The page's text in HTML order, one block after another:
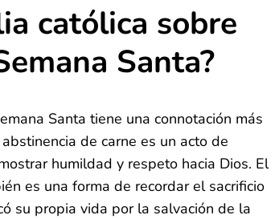
católica sobre
Santa?
Santa tiene una connotación más
de carne es un acto de
humildad y respeto hacia Dios. El
es una forma de recordar el sacrificio
su propia vida por la salvación de la